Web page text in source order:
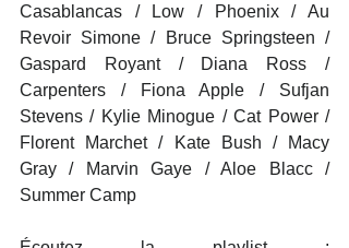
Casablancas / Low / Phoenix / Au
Revoir Simone / Bruce Springsteen /
Gaspard Royant / Diana Ross /
Carpenters / Fiona Apple / Sufjan
Stevens / Kylie Minogue / Cat Power /
Florent Marchet / Kate Bush / Macy
Gray / Marvin Gaye / Aloe Blacc /
Summer Camp